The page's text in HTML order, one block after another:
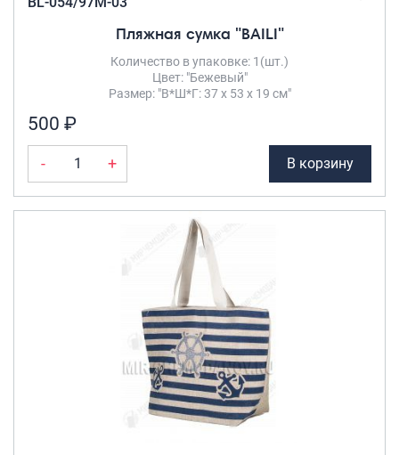
Пляжная сумка "BAILI"
Количество в упаковке: 1(шт.)
Цвет: "Бежевый"
Размер: "В*Ш*Г: 37 х 53 х 19 см"
500 ₽
- + В корзину